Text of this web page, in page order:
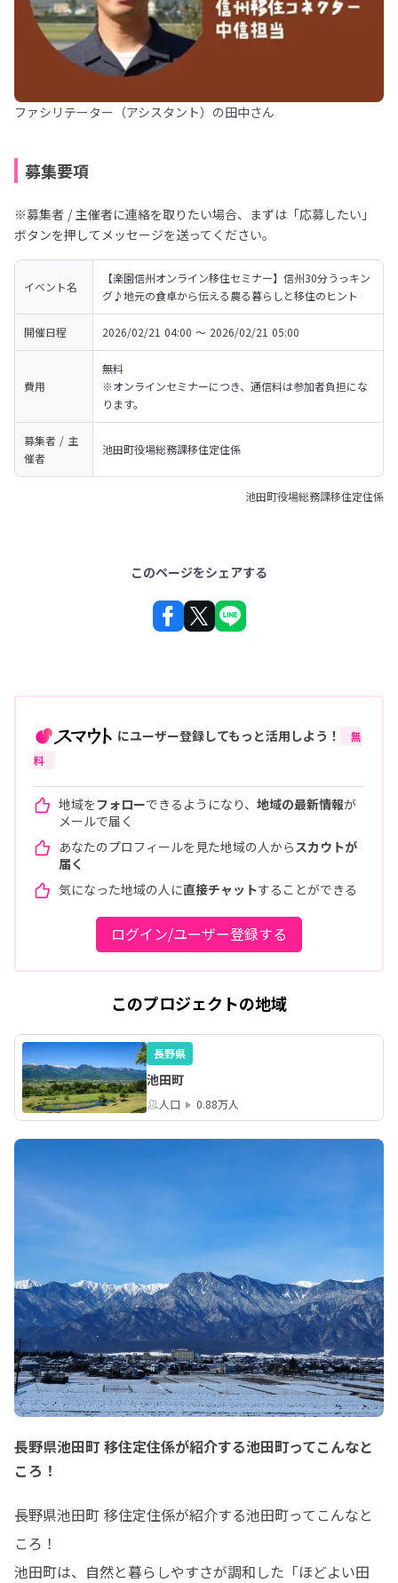
ファシリテーター（アシスタント）の田中さん
募集要項
※募集者 / 主催者に連絡を取りたい場合、まずは「応募したい」
ボタンを押してメッセージを送ってください。
イベント名
【楽園信州オンライン移住セミナー】信州30分うっキン
グ♪地元の食卓から伝える農る暮らしと移住のヒント
開催日程 2026/02/21 04:00 〜 2026/02/21 05:00
費用
無料
※オンラインセミナーにつき、通信料は参加者負担にな
ります。
募集者 / 主
催者
池田町役場総務課移住定住係
池田町役場総務課移住定住係
このページをシェアする
にユーザー登録してもっと活用しよう！
無
料
地域をフォローできるようになり、 地域の最新情報が
メールで届く
あなたのプロフィールを見た地域の人から スカウトが
届く
気になった地域の人に直接チャットすることができる
ログイン/ユーザー登録する
このプロジェクトの地域
長野県
池田町
人口 0.88万人
長野県池田町 移住定住係が紹介する池田町ってこんなと
ころ！
長野県池田町 移住定住係が紹介する池田町ってこんなと
ころ！
池田町は、自然と暮らしやすさが調和した「ほどよい田